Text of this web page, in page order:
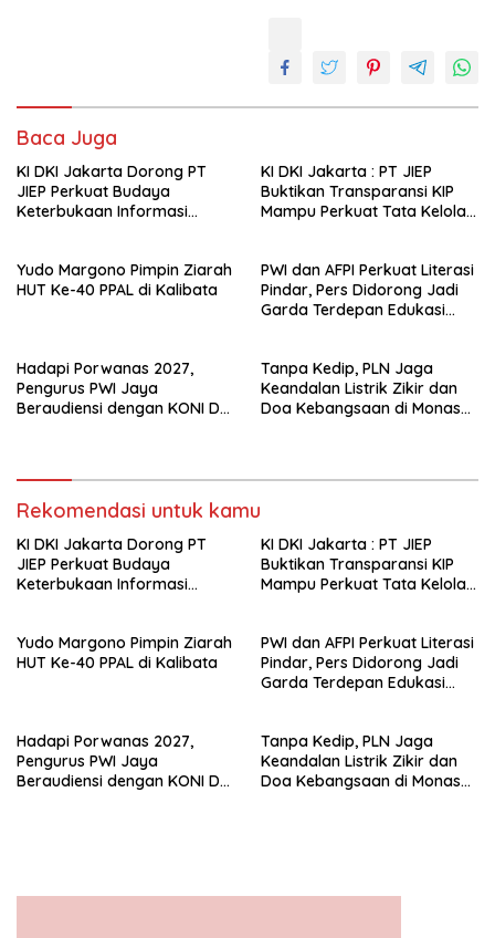
Baca Juga
KI DKI Jakarta Dorong PT
JIEP Perkuat Budaya
Keterbukaan Informasi
KI DKI Jakarta : PT JIEP
Buktikan Transparansi KIP
Mampu Perkuat Tata Kelola
Yudo Margono Pimpin Ziarah
HUT Ke-40 PPAL di Kalibata
PWI dan AFPI Perkuat Literasi
Pindar, Pers Didorong Jadi
Garda Terdepan Edukasi
Hadapi Porwanas 2027,
Pengurus PWI Jaya
Beraudiensi dengan KONI DKI
Tanpa Kedip, PLN Jaga
Keandalan Listrik Zikir dan
Doa Kebangsaan di Monas
Rekomendasi untuk kamu
KI DKI Jakarta Dorong PT
JIEP Perkuat Budaya
Keterbukaan Informasi
KI DKI Jakarta : PT JIEP
Buktikan Transparansi KIP
Mampu Perkuat Tata Kelola
Yudo Margono Pimpin Ziarah
HUT Ke-40 PPAL di Kalibata
PWI dan AFPI Perkuat Literasi
Pindar, Pers Didorong Jadi
Garda Terdepan Edukasi
Hadapi Porwanas 2027,
Pengurus PWI Jaya
Beraudiensi dengan KONI DKI
Tanpa Kedip, PLN Jaga
Keandalan Listrik Zikir dan
Doa Kebangsaan di Monas